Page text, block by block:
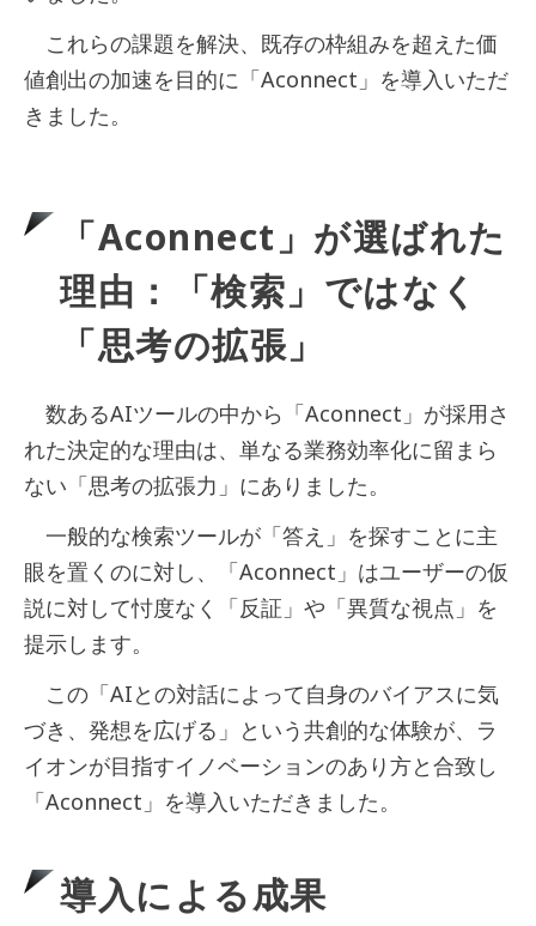
これらの課題を解決、既存の枠組みを超えた価
値創出の加速を目的に「Aconnect」を導入いただ
きました。
「Aconnect」が選ばれた
理由：「検索」ではなく
「思考の拡張」
数あるAIツールの中から「Aconnect」が採用さ
れた決定的な理由は、単なる業務効率化に留まら
ない「思考の拡張力」にありました。
一般的な検索ツールが「答え」を探すことに主
眼を置くのに対し、「Aconnect」はユーザーの仮
説に対して忖度なく「反証」や「異質な視点」を
提示します。
この「AIとの対話によって自身のバイアスに気
づき、発想を広げる」という共創的な体験が、ラ
イオンが目指すイノベーションのあり方と合致し
「Aconnect」を導入いただきました。
導入による成果